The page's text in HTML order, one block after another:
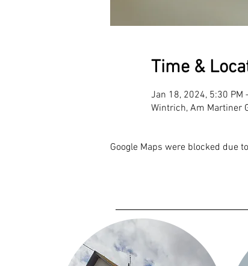
Time &
Jan 18, 2024, 5:30 PM
Wintrich, Am Martiner
Google Maps were blocked due